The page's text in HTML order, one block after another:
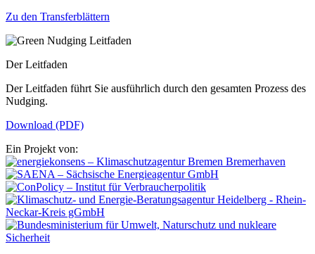
Zu den Transferblättern
Der Leitfaden
Der Leitfaden führt Sie ausführlich durch den gesamten Prozess des
Nudging.
Download (PDF)
Ein Projekt von: